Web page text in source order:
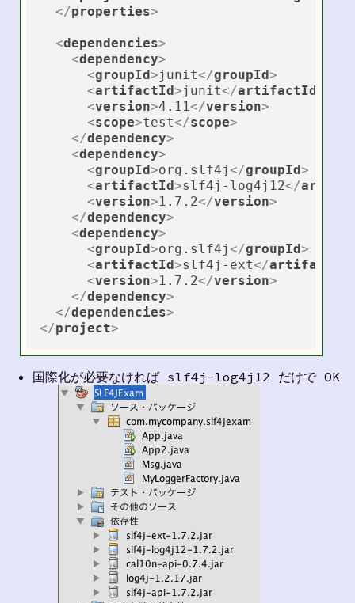
</properties>
<dependencies>
<dependency>
<groupId>junit</groupId>
<artifactId>junit</artifactId
<version>4.11 </version>
<scope>test</scope>
</dependency>
<dependency>
<groupId>org.slf4j </groupId>
<artifactId>slf4j-log4j12</
<version>1.7.2</version>
</dependency>
<dependency>
<groupId>org.slf4j </groupId>
<artifactId>slf4j-ext</artifactId
<version>1.7.2</version>
</dependency>
</dependencies>
</project>
国際化が必要なければ slf4j-log4j12 だけで OK